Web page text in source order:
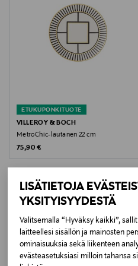
LISÄTIETOJA
YKSITYISYYDESTÄ
Valitsemalla “Hyväksy kaikki”,
laitteellesi sisällön ja mainosten
ominaisuuksia sekä liikenteen
evästeasetuksiasi milloin tahansa
Hoito-ohjeet
Konepesu
Väri
SININEN
ø 22,7 cm
Valmistusmaa
Japani
Valmistajan tuotenumero
ETUKUPONKITUOTE
VILLEROY & BOCH
MetroChic-lautanen 22 cm
Original Price
75,90 €
LISÄÄ
TUOTTEITA